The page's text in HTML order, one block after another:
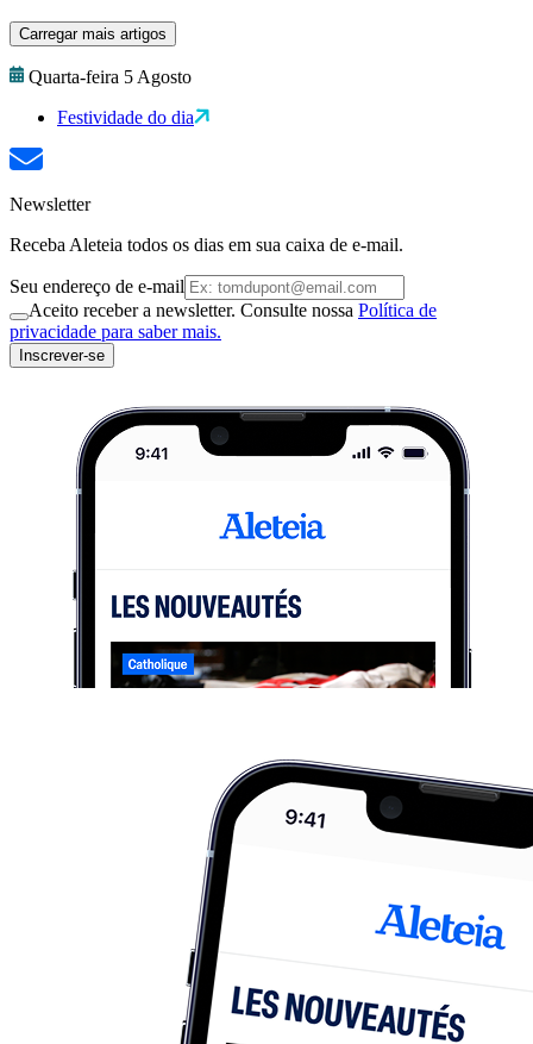
Carregar mais artigos
Quarta-feira 5 Agosto
Festividade do dia
Newsletter
Receba Aleteia todos os dias em sua caixa de e-mail.
Seu endereço de e-mail
Aceito receber a newsletter. Consulte nossa Política de
privacidade para saber mais.
Inscrever-se